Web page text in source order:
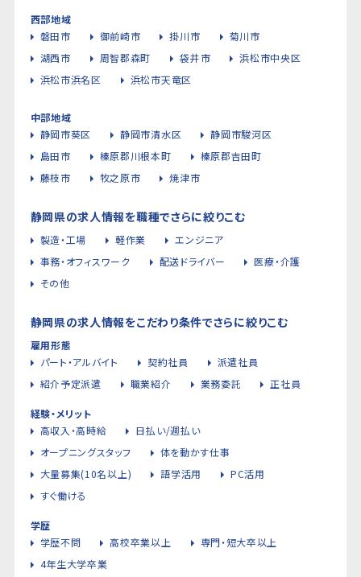
西部地域
磐田市
御前崎市 掛川市
菊川市
湖西市
周智郡森町 袋井市
浜松市中央区
浜松市浜名区
浜松市天竜区
中部地域
静岡市葵区
静岡市清水区
静岡市駿河区
島田市
榛原郡川根本町
榛原郡吉田町
藤枝市
牧之原市 焼津市
静岡県の求人情報を職種でさらに絞りこむ
製造・工場 軽作業
エンジニア
事務・オフィスワーク
配送ドライバー
医療・介護
その他
静岡県の求人情報をこだわり条件でさらに絞りこむ
雇用形態
パート・アルバイト
契約社員
派遣社員
紹介予定派遣
職業紹介 業務委託 正社員
経験・メリット
高収入・高時給
日払い/週払い
オープニングスタッフ
体を動かす仕事
大量募集(10名以上)
語学活用
PC活用
すぐ働ける
学歴
学歴不問
高校卒業以上
専門・短大卒以上
4年生大学卒業